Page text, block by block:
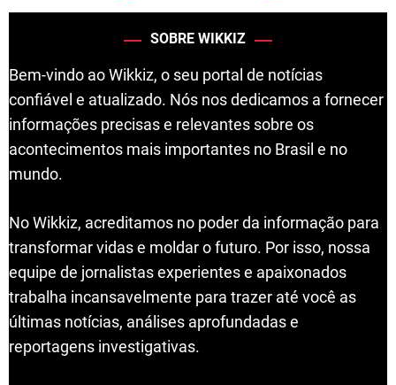
SOBRE WIKKIZ
Bem-vindo ao Wikkiz, o seu portal de notícias
confiável e atualizado. Nós nos dedicamos a fornecer
informações precisas e relevantes sobre os
acontecimentos mais importantes no Brasil e no
mundo.
No Wikkiz, acreditamos no poder da informação para
transformar vidas e moldar o futuro. Por isso, nossa
equipe de jornalistas experientes e apaixonados
trabalha incansavelmente para trazer até você as
últimas notícias, análises aprofundadas e
reportagens investigativas.